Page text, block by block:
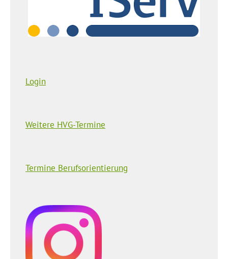
Login
Weitere HVG-Termine
Termine Berufsorientierung